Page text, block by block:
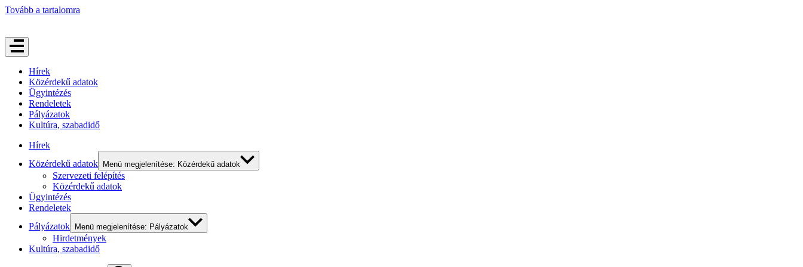
Tovább a tartalomra
Hírek
Közérdekű adatok
Ügyintézés
Rendeletek
Pályázatok
Kultúra, szabadidő
Hírek
Közérdekű adatok
Menü megjelenítése: Közérdekű adatok
Szervezeti felépítés
Közérdekű adatok
Ügyintézés
Rendeletek
Pályázatok
Menü megjelenítése: Pályázatok
Hirdetmények
Kultúra, szabadidő